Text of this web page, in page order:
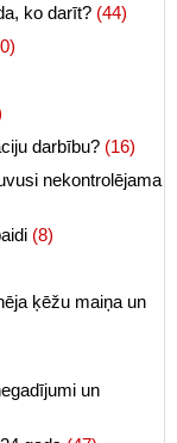
ko darīt? (44)
darbību? (16)
nekontrolējama
(8)
ķēžu maiņa un
un